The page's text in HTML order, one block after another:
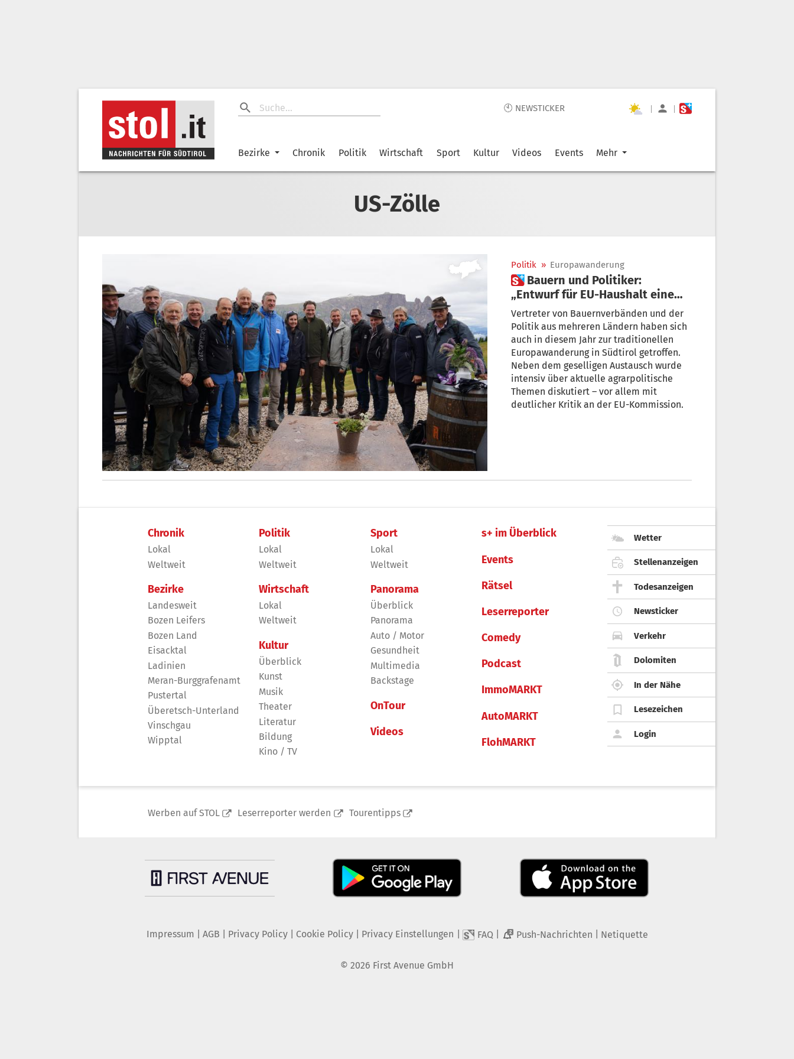
🕙 NEWSTICKER | |
Bezirke Chronik Politik Wirtschaft Sport Kultur Videos Events Mehr
US-Zölle
Politik » Europawanderung
 Bauern und Politiker:
„Entwurf für EU-Haushalt eine
Katastrophe“
Vertreter von Bauernverbänden und der
Politik aus mehreren Ländern haben sich
auch in diesem Jahr zur traditionellen
Europawanderung in Südtirol getroffen.
Neben dem geselligen Austausch wurde
intensiv über aktuelle agrarpolitische
Themen diskutiert – vor allem mit
deutlicher Kritik an der EU-Kommission.
Chronik
Lokal
Weltweit
Bezirke
Landesweit
Bozen Leifers
Bozen Land
Eisacktal
Ladinien
Meran-Burggrafenamt
Pustertal
Überetsch-Unterland
Vinschgau
Wipptal
Politik
Lokal
Weltweit
Wirtschaft
Lokal
Weltweit
Kultur
Überblick
Kunst
Musik
Theater
Literatur
Bildung
Kino / TV
Sport
Lokal
Weltweit
Panorama
Überblick
Panorama
Auto / Motor
Gesundheit
Multimedia
Backstage
OnTour
Videos
s+ im Überblick
Events
Rätsel
Leserreporter
Comedy
Podcast
ImmoMARKT
AutoMARKT
FlohMARKT
Wetter
Stellenanzeigen
Todesanzeigen
Newsticker
Verkehr
Dolomiten
In der Nähe
Lesezeichen
Login
Werben auf STOL Leserreporter werden Tourentipps
Impressum AGB Privacy Policy| Cookie Policy| Privacy Einstellungen FAQ 2 Push-Nachrichten Netiquette
© 2026 First Avenue GmbH